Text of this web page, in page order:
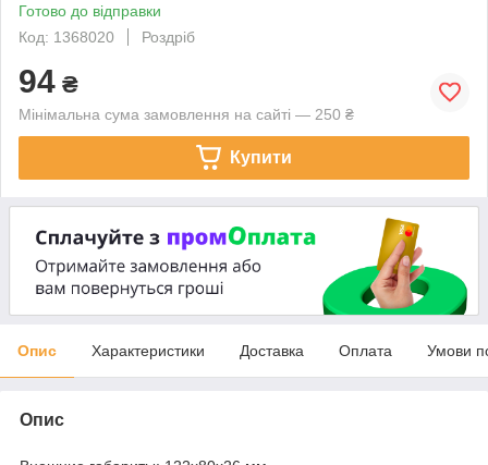
Готово до відправки
Код: 1368020
Роздріб
94 ₴
Мінімальна сума замовлення на сайті — 250 ₴
Купити
Опис Характеристики Доставка Оплата Умови
Опис